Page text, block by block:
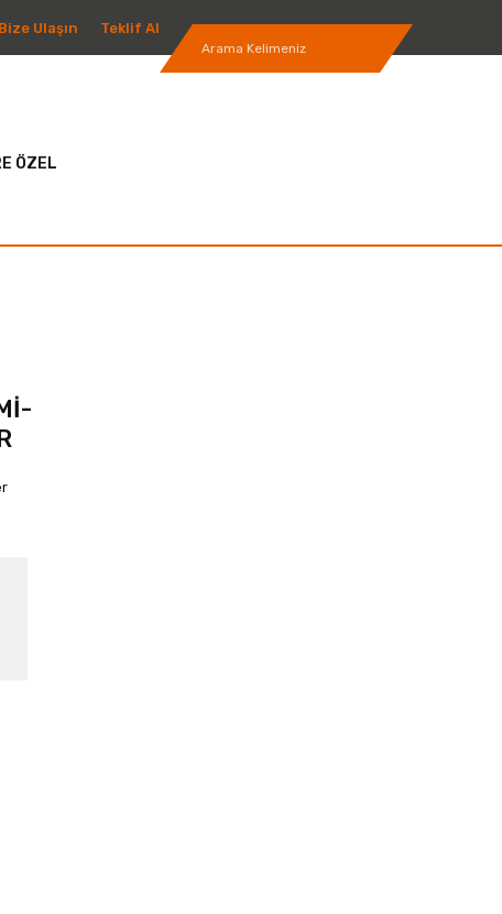
Bize Ulaşın Teklif Al
ÖZEL